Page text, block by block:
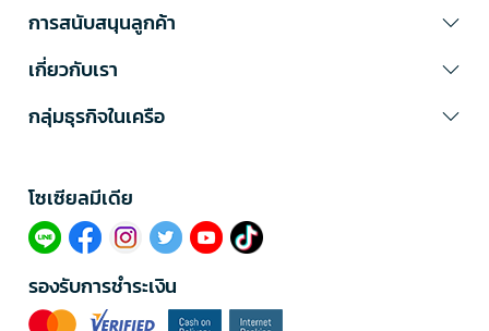
การสนับสนุนลูกค้า
เกี่ยวกับเรา
กลุ่มธุรกิจในเครือ
โซเซียลมีเดีย​
รองรับการชำระเงิน